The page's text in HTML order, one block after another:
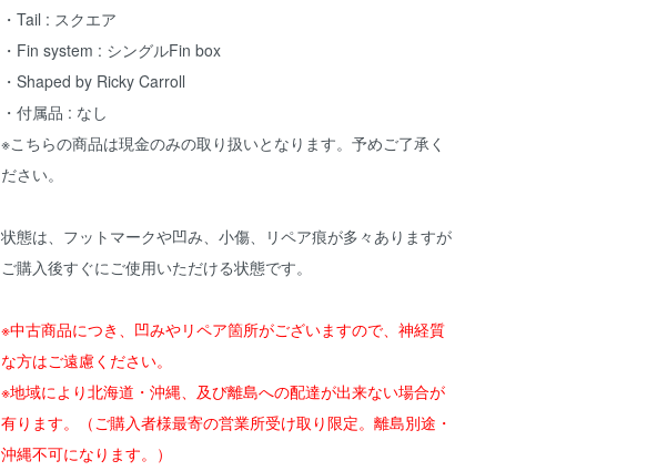
・Tail : スクエア
・Fin system : シングルFin box
・Shaped by Ricky Carroll
・付属品 : なし
※こちらの商品は現金のみの取り扱いとなります。予めご了承く
ださい。
状態は、フットマークや凹み、小傷、リペア痕が多々ありますが
ご購入後すぐにご使用いただける状態です。
※中古商品につき、凹みやリペア箇所がございますので、神経質
な方はご遠慮ください。
※地域により北海道・沖縄、及び離島への配達が出来ない場合が
有ります。（ご購入者様最寄の営業所受け取り限定。離島別途・
沖縄不可になります。）